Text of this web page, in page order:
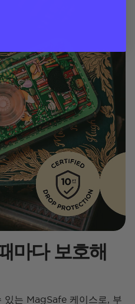
마다 보호해
있는 MagSafe 케이스로, 부